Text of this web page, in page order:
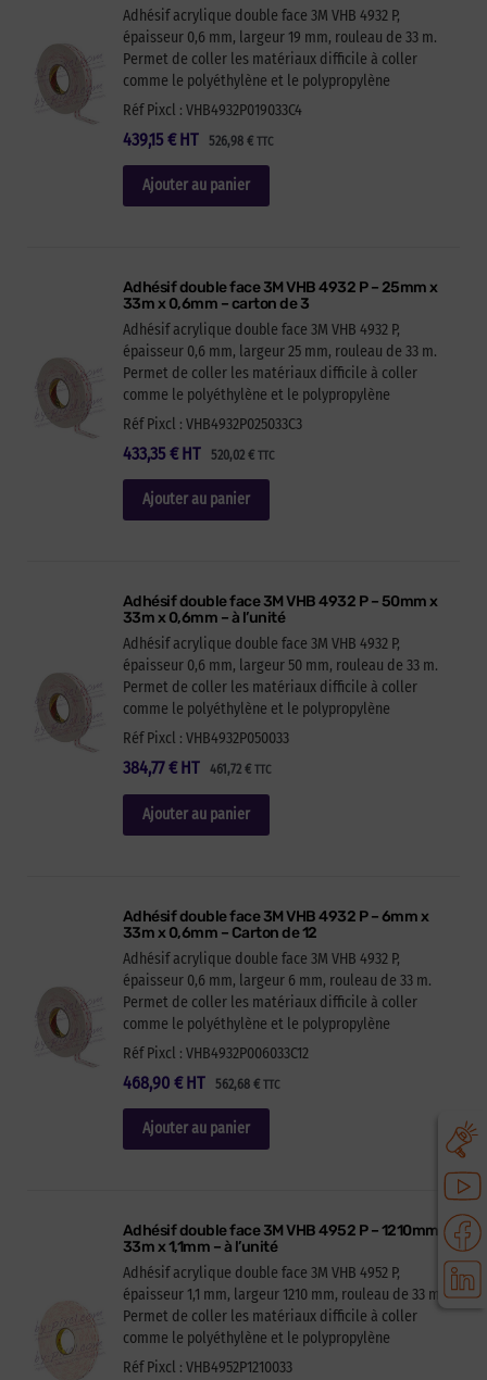
Adhésif acrylique double face 3M VHB 4932 P,
épaisseur 0,6 mm, largeur 19 mm, rouleau de 33 m.
Permet de coller les matériaux difficile à coller
comme le polyéthylène et le polypropylène
Réf Pixcl : VHB4932P019033C4
439,15 € 526,98 €TTC
HT
Ajouter au panier
Adhésif double face 3M VHB 4932 P – 25mm x
33m x 0,6mm – carton de 3
Adhésif acrylique double face 3M VHB 4932 P,
épaisseur 0,6 mm, largeur 25 mm, rouleau de 33 m.
Permet de coller les matériaux difficile à coller
comme le polyéthylène et le polypropylène
Réf Pixcl : VHB4932P025033C3
433,35 € 520,02 €TTC
HT
Ajouter au panier
Adhésif double face 3M VHB 4932 P – 50mm x
33m x 0,6mm – à l’unité
Adhésif acrylique double face 3M VHB 4932 P,
épaisseur 0,6 mm, largeur 50 mm, rouleau de 33 m.
Permet de coller les matériaux difficile à coller
comme le polyéthylène et le polypropylène
Réf Pixcl : VHB4932P050033
384,77€ 461,72 €TTC
HT
Ajouter au panier
Adhésif double face 3M VHB 4932 P – 6mm x
33m x 0,6mm – Carton de 12
Adhésif acrylique double face 3M VHB 4932 P,
épaisseur 0,6 mm, largeur 6 mm, rouleau de 33 m.
Permet de coller les matériaux difficile à coller
comme le polyéthylène et le polypropylène
Réf Pixcl : VHB4932P006033C12
468,90 € 562,68 €TTC
HT
Ajouter au panier
Adhésif double face 3M VHB 4952 P – 1210mm x
33m x 1,1mm – à l’unité
Adhésif acrylique double face 3M VHB 4952 P,
épaisseur 1,1 mm, largeur 1210 mm, rouleau de 33 m.
Permet de coller les matériaux difficile à coller
comme le polyéthylène et le polypropylène
Réf Pixcl : VHB4952P1210033